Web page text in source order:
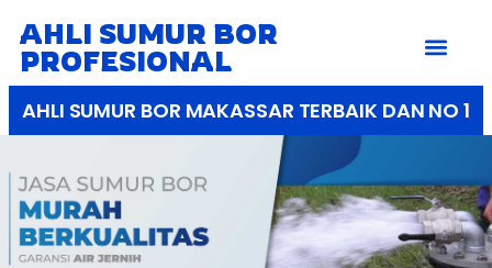
AHLI SUMUR BOR
PROFESIONAL
AHLI SUMUR BOR MAKASSAR TERBAIK DAN NO 1